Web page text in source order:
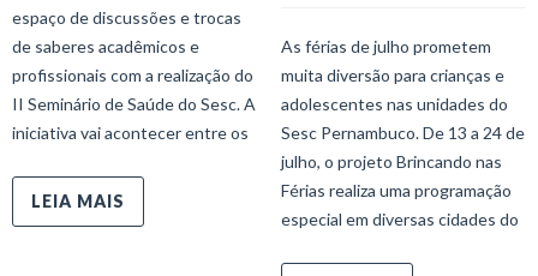
espaço de discussões e trocas
de saberes acadêmicos e
profissionais com a realização do
II Seminário de Saúde do Sesc. A
iniciativa vai acontecer entre os
LEIA MAIS
As férias de julho prometem
muita diversão para crianças e
adolescentes nas unidades do
Sesc Pernambuco. De 13 a 24 de
julho, o projeto Brincando nas
Férias realiza uma programação
especial em diversas cidades do